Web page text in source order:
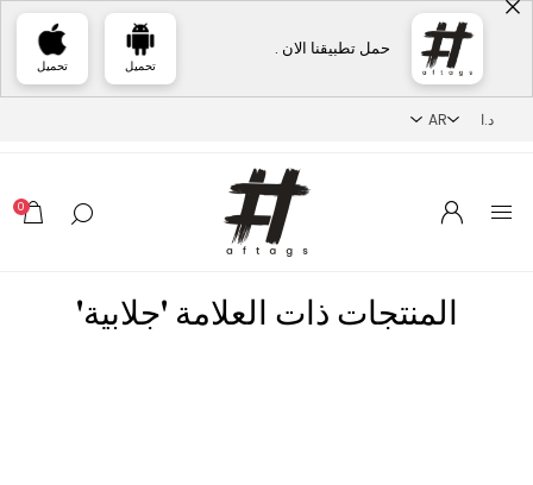
حمل تطبيقنا الان .
تحميل تحميل
0
المنتجات ذات العلامة 'جلابية'